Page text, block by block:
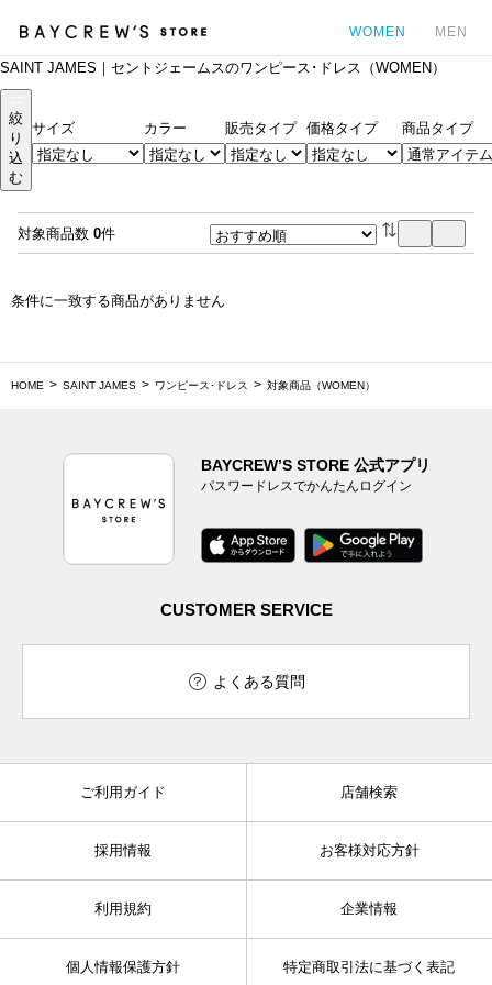
WOMEN MEN
SAINT JAMES｜セントジェームスのワンピース･ドレス（WOMEN）
絞
り
込
む
サイズ カラー 販売タイプ 価格タイプ 商品タイプ
対象商品数 0件
条件に一致する商品がありません
HOME SAINT JAMES ワンピース･ドレス 対象商品（WOMEN）
BAYCREW’S STORE 公式アプリ
パスワードレスでかんたんログイン
CUSTOMER SERVICE
よくある質問
ご利用ガイド 店舗検索
採用情報 お客様対応方針
利用規約 企業情報
個人情報保護方針 特定商取引法に基づく表記